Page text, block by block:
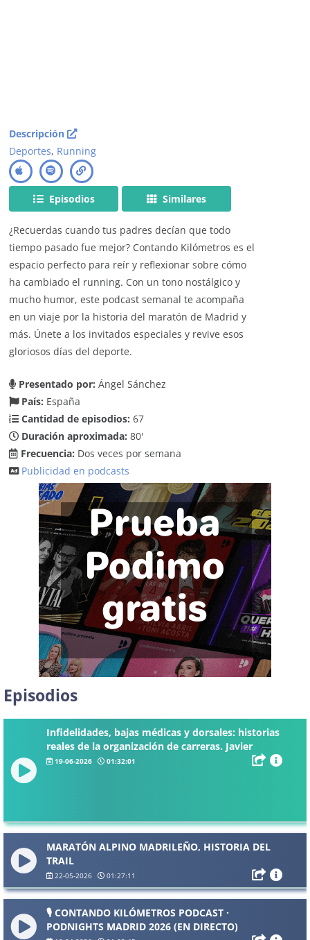
Descripción
Deportes, Running
Episodios Similares
¿Recuerdas cuando tus padres decían que todo
tiempo pasado fue mejor? Contando Kilómetros es el
espacio perfecto para reír y reflexionar sobre cómo
ha cambiado el running. Con un tono nostálgico y
mucho humor, este podcast semanal te acompaña
en un viaje por la historia del maratón de Madrid y
más. Únete a los invitados especiales y revive esos
gloriosos días del deporte.
Presentado por: Ángel Sánchez
País: España
Cantidad de episodios: 67
Duración aproximada: 80'
Frecuencia: Dos veces por semana
Publicidad en podcasts
Episodios
Infidelidades, bajas médicas y dorsales: historias
reales de la organización de carreras. Javier
Donaire 20 años cronometrando carreras.
19-06-2026 01:32:01
MARATÓN ALPINO MADRILEÑO, HISTORIA DEL
TRAIL
22-05-2026 01:27:11
🎙️ CONTANDO KILÓMETROS PODCAST ·
PODNIGHTS MADRID 2026 (EN DIRECTO)